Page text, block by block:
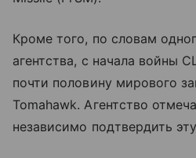
Кроме того, по словам
агентства, с начала войны
почти половину мирового
Tomahawk. Агентство
независимо подтвердить